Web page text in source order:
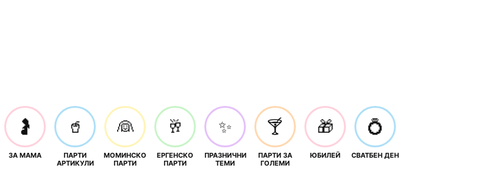
🤰
ЗА МАМА
🥤
ПАРТИ
АРТИКУЛИ
👰
МОМИНСКО
ПАРТИ
🥂
ЕРГЕНСКО
ПАРТИ
✨
ПРАЗНИЧНИ
ТЕМИ
🍸
ПАРТИ ЗА
ГОЛЕМИ
🎁
ЮБИЛЕЙ
💍
СВАТБЕН ДЕН